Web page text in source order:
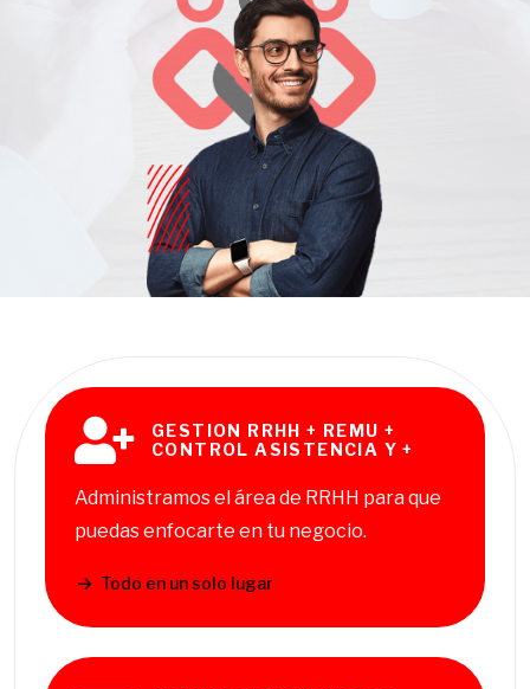
GESTION RRHH + REMU +
CONTROL ASISTENCIA Y +
Administramos el área de RRHH para que
puedas enfocarte en tu negocio.
Todo en un solo lugar